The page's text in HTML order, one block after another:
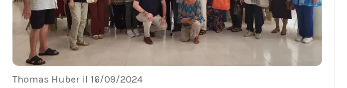
Thomas Huber il 16/09/2024